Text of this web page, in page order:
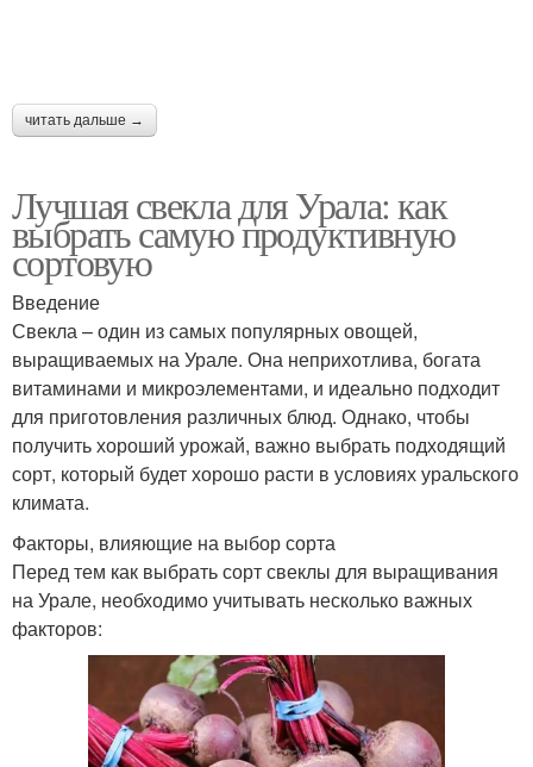
читать дальше →
Лучшая свекла для Урала: как
выбрать самую продуктивную
сортовую
Введение
Свекла – один из самых популярных овощей,
выращиваемых на Урале. Она неприхотлива, богата
витаминами и микроэлементами, и идеально подходит
для приготовления различных блюд. Однако, чтобы
получить хороший урожай, важно выбрать подходящий
сорт, который будет хорошо расти в условиях уральского
климата.
Факторы, влияющие на выбор сорта
Перед тем как выбрать сорт свеклы для выращивания
на Урале, необходимо учитывать несколько важных
факторов: